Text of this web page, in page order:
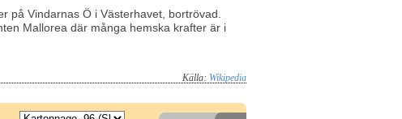
på Vindarnas Ö i Västerhavet, bortrövad.
Mallorea där många hemska krafter är i
Källa: Wikipedia